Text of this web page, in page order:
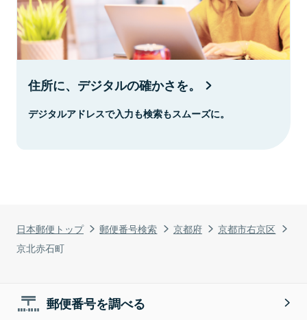
日本郵便トップ 郵便番号検索 京都府
京都市右京区
京北赤石町
住所に、デジタルの確かさを。
デジタルアドレスで入力も検索もスムーズに。
郵便番号を調べる